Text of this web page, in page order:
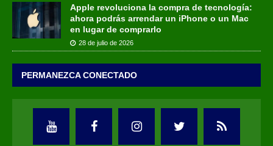
Apple revoluciona la compra de tecnología:
ahora podrás arrendar un iPhone o un Mac
en lugar de comprarlo
28 de julio de 2026
PERMANEZCA CONECTADO